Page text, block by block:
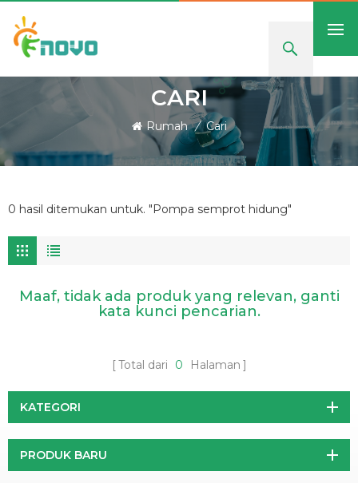
CARI
Rumah / Cari
0 hasil ditemukan untuk. "Pompa semprot hidung"
Maaf, tidak ada produk yang relevan, ganti
kata kunci pencarian.
Total dari 0 Halaman
KATEGORI
PRODUK BARU